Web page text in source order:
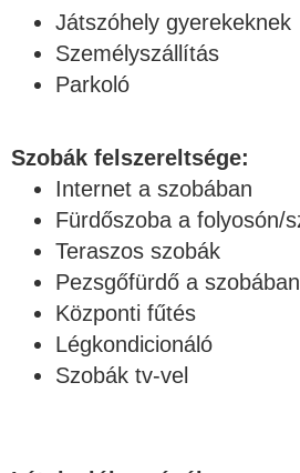
Játszóhely gyerekeknek
Személyszállítás
Parkoló
Szobák felszereltsége:
Internet a szobában
Fürdőszoba a folyosón/
Teraszos szobák
Pezsgőfürdő a szobában
Központi fűtés
Légkondicionáló
Szobák tv-vel